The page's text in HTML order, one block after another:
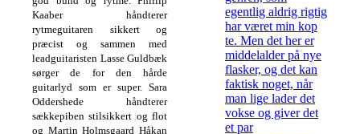
Kaaber håndterer
rytmeguitaren sikkert og
præcist og sammen med
leadguitaristen Lasse Guldbæk
sørger de for den hårde
guitarlyd som er super. Sara
Oddershede håndterer
sækkepiben stilsikkert og flot
og Martin Holmsgaard Håkan
egentlig aldrig rigtig
har været min kop
te. Men det her er
middelalder på nye
flasker, og det kan
faktisk noget, når
man lige lader det
vokse og giver det
et par